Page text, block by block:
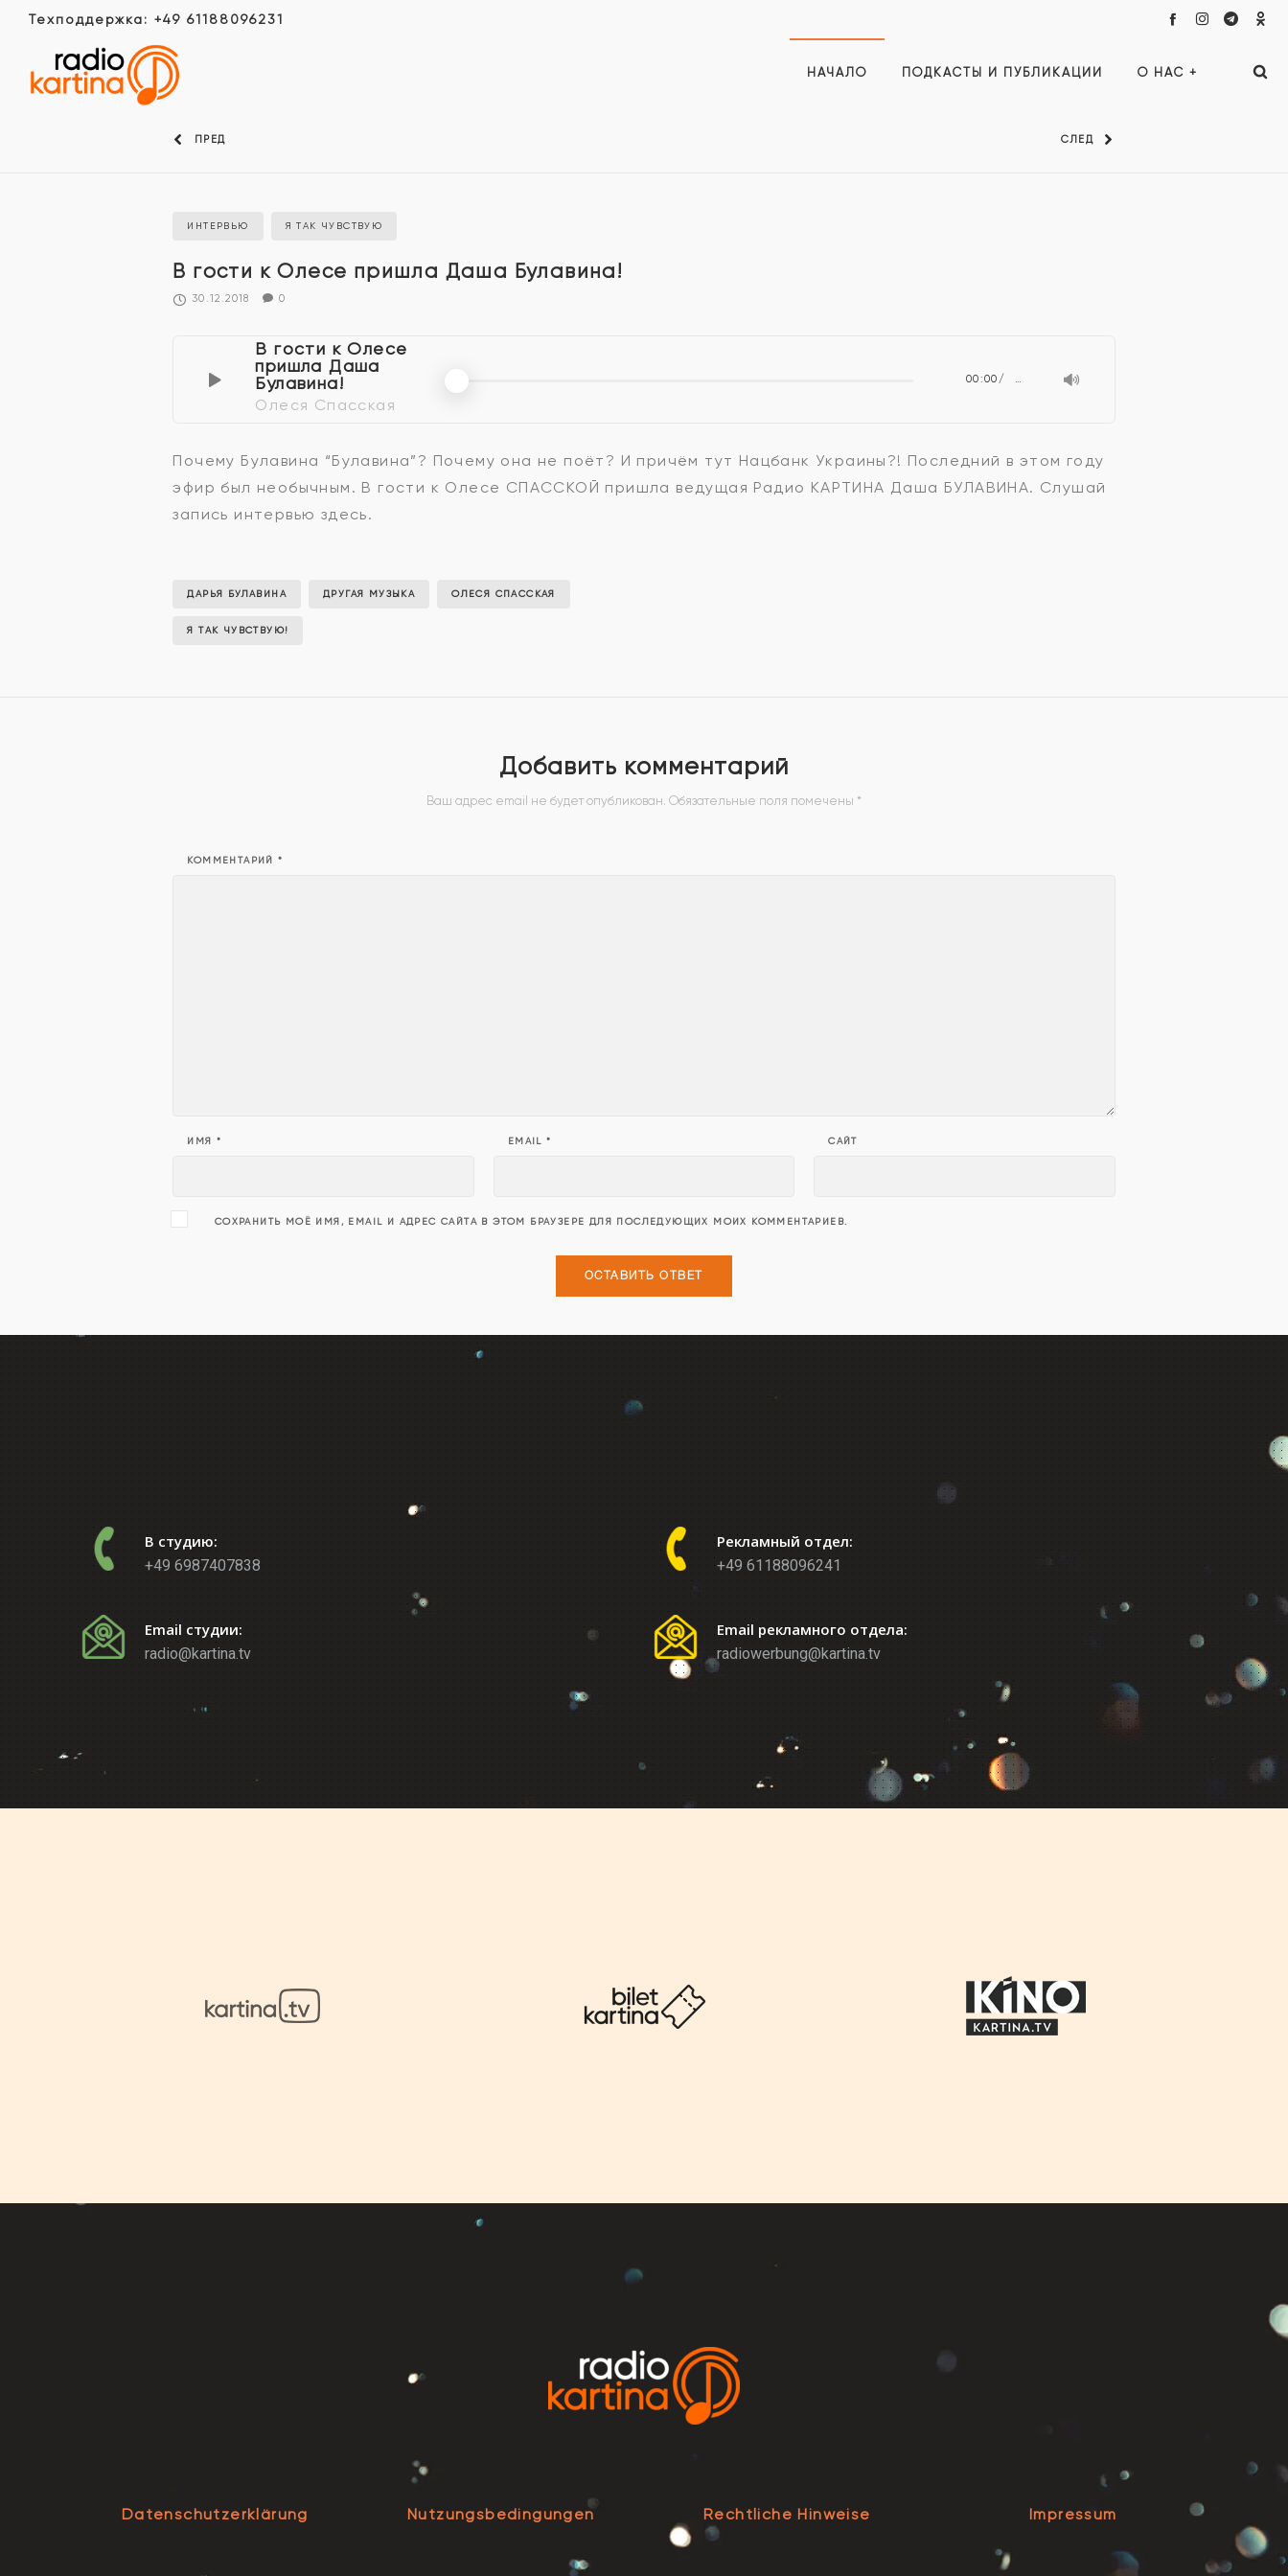
Техподдержка: +49 61188096231
НАЧАЛО ПОДКАСТЫ И ПУБЛИКАЦИИ О НАС +
ПРЕД СЛЕД
ИНТЕРВЬЮ Я ТАК ЧУВСТВУЮ
В гости к Олесе пришла Даша Булавина!
30.12.2018 0
В гости к Олесе
пришла Даша
Булавина!
Олеся Спасская
00:00 …
Почему Булавина “Булавина”? Почему она не поёт? И причём тут Нацбанк Украины?! Последний в этом году
эфир был необычным. В гости к Олесе СПАССКОЙ пришла ведущая Радио КАРТИНА Даша БУЛАВИНА. Слушай
запись интервью здесь.
ДАРЬЯ БУЛАВИНА ДРУГАЯ МУЗЫКА ОЛЕСЯ СПАССКАЯ
Я ТАК ЧУВСТВУЮ!
Добавить комментарий
Ваш адрес email не будет опубликован. Обязательные поля помечены *
КОММЕНТАРИЙ*
ИМЯ * EMAIL* САЙТ
СОХРАНИТЬ МОЁ ИМЯ, EMAIL И АДРЕС САЙТА В ЭТОМ БРАУЗЕРЕ ДЛЯ ПОСЛЕДУЮЩИХ МОИХ КОММЕНТАРИЕВ.
В студию:
+49 6987407838
Email студии:
radio@kartina.tv
Рекламный отдел:
+49 61188096241
Email рекламного отдела:
radiowerbung@kartina.tv
Datenschutzerklärung Nutzungsbedingungen Rechtliche Hinweise Impressum